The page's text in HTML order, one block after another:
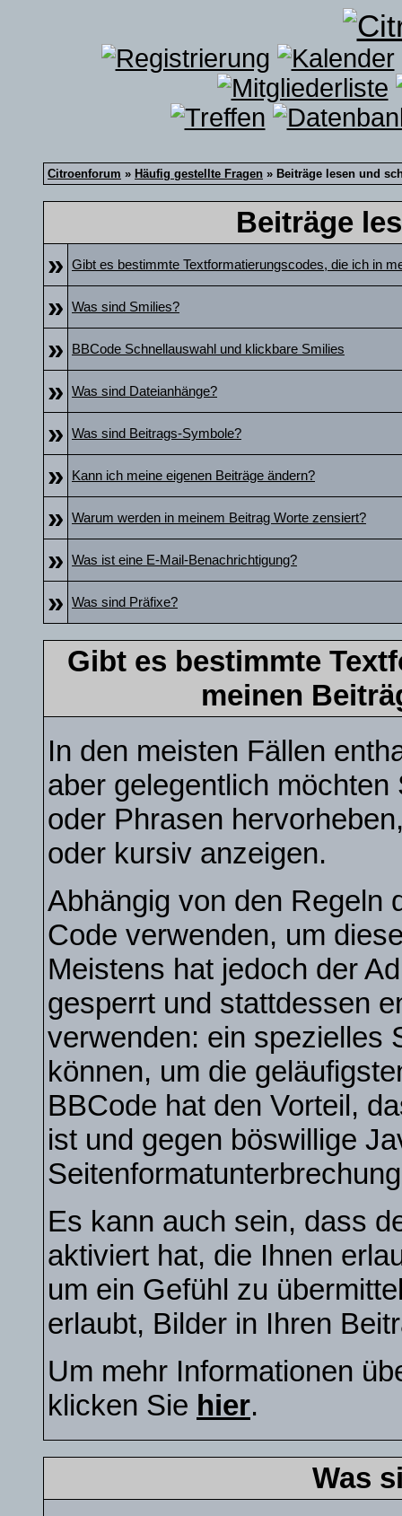
Citroenforum » Häufig gestellte Fragen » Beiträge lesen und
Beiträge
» Gibt es bestimmte Textformatierungscodes, die ich in
» Was sind Smilies?
» BBCode Schnellauswahl und klickbare Smilies
» Was sind Dateianhänge?
» Was sind Beitrags-Symbole?
» Kann ich meine eigenen Beiträge ändern?
» Warum werden in meinem Beitrag Worte zensiert?
» Was ist eine E-Mail-Benachrichtigung?
» Was sind Präfixe?
Gibt es bestimmte
meinen
In den meisten Fällen
aber gelegentlich
oder Phrasen
oder kursiv anzeigen.
Abhängig von den Regeln
Code verwenden, um
Meistens hat jedoch der
gesperrt und stattdessen
verwenden: ein spezielles
können, um die
BBCode hat den Vorteil,
ist und gegen böswillige
Es kann auch sein, dass
aktiviert hat, die Ihnen
um ein Gefühl zu
erlaubt, Bilder in Ihren
Um mehr Informationen
klicken Sie hier.
Was